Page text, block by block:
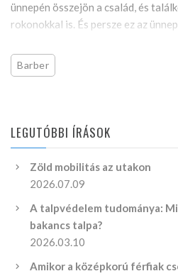
ünnepén összejön a család, és
rokonokkal is. És persze ez az
Barber
LEGUTÓBBI ÍRÁSOK
Zöld mobilitás az utakon
2026.07.09
A talpvédelem tudománya:
bakancs talpa?
2026.03.10
Amikor a középkorú férfiak